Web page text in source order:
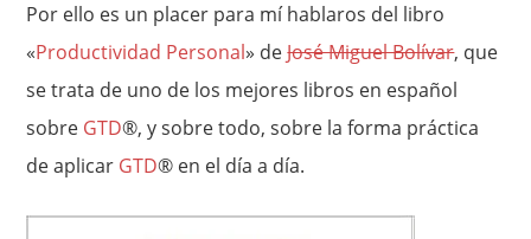
Por ello es un placer para mí hablaros del libro
«Productividad Personal» deJosé Miguel Bolívar, que
se trata de uno de los mejores libros en español
sobre GTD®, y sobre todo, sobre la forma práctica
de aplicar GTD® en el día a día.